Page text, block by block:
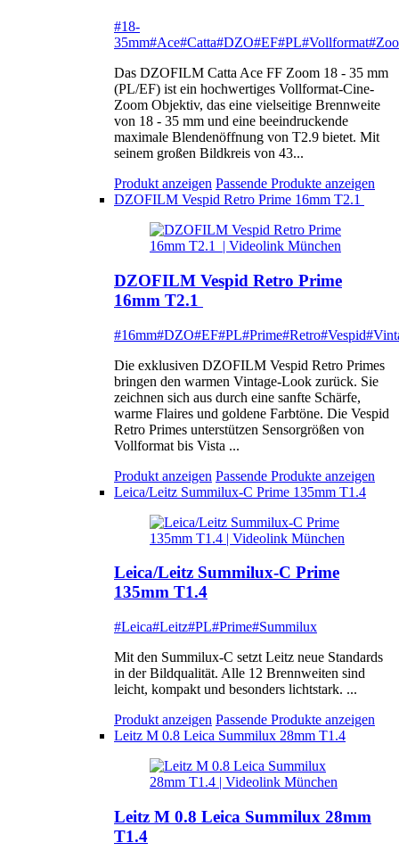
#18-
35mm#Ace#Catta#DZO#EF#PL#Vollformat
Das DZOFILM Catta Ace FF Zoom 18 - 35 mm
(PL/EF) ist ein hochwertiges Vollformat-Cine-
Zoom Objektiv, das eine vielseitige Brennweite
von 18 - 35 mm und eine beeindruckende
maximale Blendenöffnung von T2.9 bietet. Mit
seinem großen Bildkreis von 43...
Produkt anzeigen Passende Produkte anzeigen
DZOFILM Vespid Retro Prime 16mm T2.1
DZOFILM Vespid Retro Prime
16mm T2.1
#16mm#DZO#EF#PL#Prime#Retro#Vespid
Die exklusiven DZOFILM Vespid Retro Primes
bringen den warmen Vintage-Look zurück. Sie
zeichnen sich aus durch eine sanfte Schärfe,
warme Flaires und goldene Farbtöne. Die Vespid
Retro Primes unterstützen Sensorgrößen von
Vollformat bis Vista ...
Produkt anzeigen Passende Produkte anzeigen
Leica/Leitz Summilux-C Prime 135mm T1.4
Leica/Leitz Summilux-C Prime
135mm T1.4
#Leica#Leitz#PL#Prime#Summilux
Mit den Summilux-C setzt Leitz neue Standards
in der Bildqualität. Alle 12 Brennweiten sind
leicht, kompakt und besonders lichtstark. ...
Produkt anzeigen Passende Produkte anzeigen
Leitz M 0.8 Leica Summilux 28mm T1.4
Leitz M 0.8 Leica Summilux 28mm
T1.4